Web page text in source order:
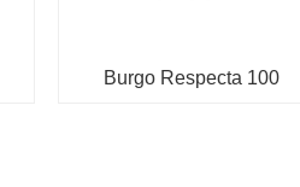
Burgo Respecta 100